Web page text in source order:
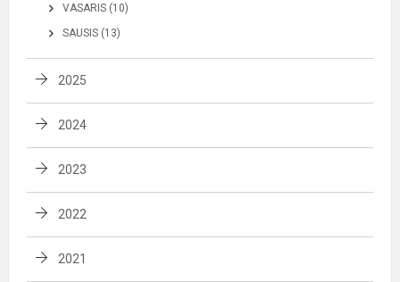
VASARIS (10)
SAUSIS (13)
2025
2024
2023
2022
2021